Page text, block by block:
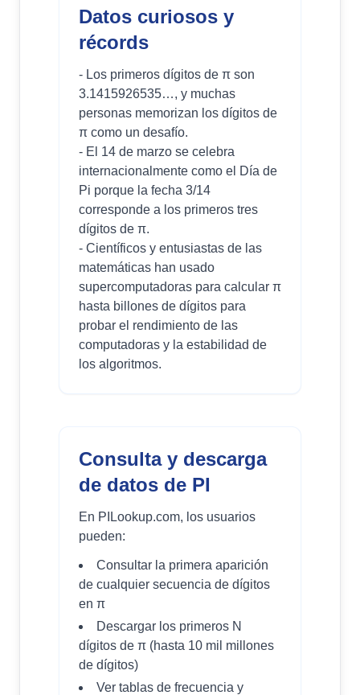
Datos curiosos y
récords
- Los primeros dígitos de π son
3.1415926535…, y muchas
personas memorizan los dígitos de
π como un desafío.
- El 14 de marzo se celebra
internacionalmente como el Día de
Pi porque la fecha 3/14
corresponde a los primeros tres
dígitos de π.
- Científicos y entusiastas de las
matemáticas han usado
supercomputadoras para calcular π
hasta billones de dígitos para
probar el rendimiento de las
computadoras y la estabilidad de
los algoritmos.
Consulta y descarga
de datos de PI
En PILookup.com, los usuarios
pueden:
Consultar la primera aparición
de cualquier secuencia de dígitos
en π
Descargar los primeros N
dígitos de π (hasta 10 mil millones
de dígitos)
Ver tablas de frecuencia y